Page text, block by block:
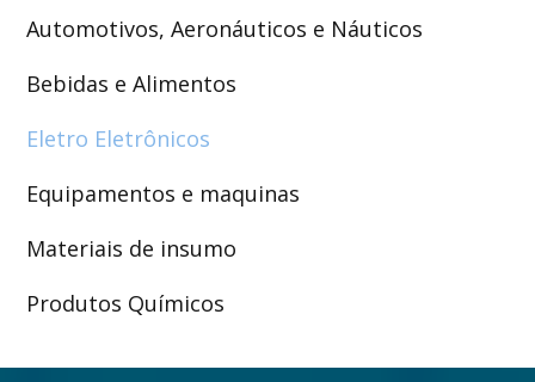
Automotivos, Aeronáuticos e Náuticos
Bebidas e Alimentos
Eletro Eletrônicos
Equipamentos e maquinas
Materiais de insumo
Produtos Químicos